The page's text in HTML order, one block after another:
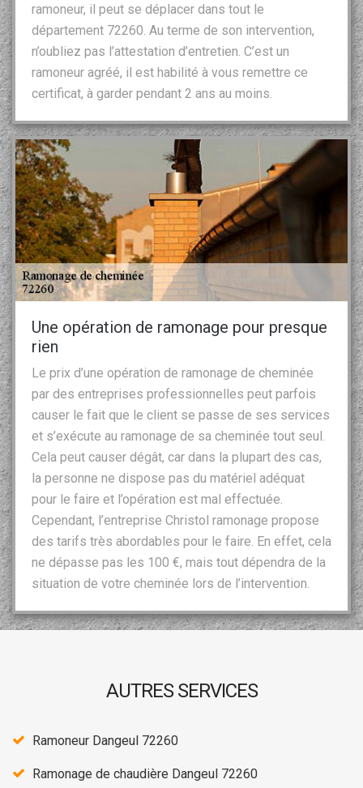
ramoneur, il peut se déplacer dans tout le
département 72260. Au terme de son intervention,
n’oubliez pas l’attestation d’entretien. C’est un
ramoneur agréé, il est habilité à vous remettre ce
certificat, à garder pendant 2 ans au moins.
Une opération de ramonage pour presque
rien
Le prix d’une opération de ramonage de cheminée
par des entreprises professionnelles peut parfois
causer le fait que le client se passe de ses services
et s’exécute au ramonage de sa cheminée tout seul.
Cela peut causer dégât, car dans la plupart des cas,
la personne ne dispose pas du matériel adéquat
pour le faire et l’opération est mal effectuée.
Cependant, l’entreprise Christol ramonage propose
des tarifs très abordables pour le faire. En effet, cela
ne dépasse pas les 100 €, mais tout dépendra de la
situation de votre cheminée lors de l’intervention.
AUTRES SERVICES
Ramoneur Dangeul 72260
Ramonage de chaudière Dangeul 72260